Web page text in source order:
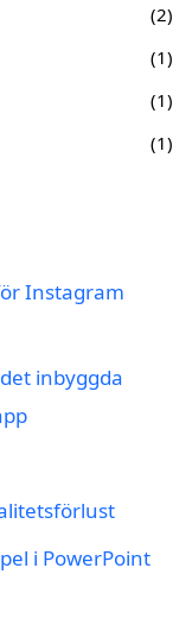
(2)
(1)
(1)
(1)
Instagram
inbyggda
i PowerPoint